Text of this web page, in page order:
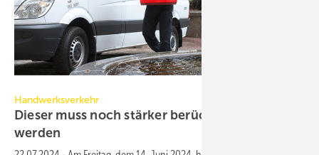
Handwerksverkehr
Dieser muss noch stärker berücksichtigt
werden